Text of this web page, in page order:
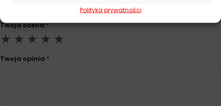
Polityka prywatności
Twoja ocena*
Twoja opinia *